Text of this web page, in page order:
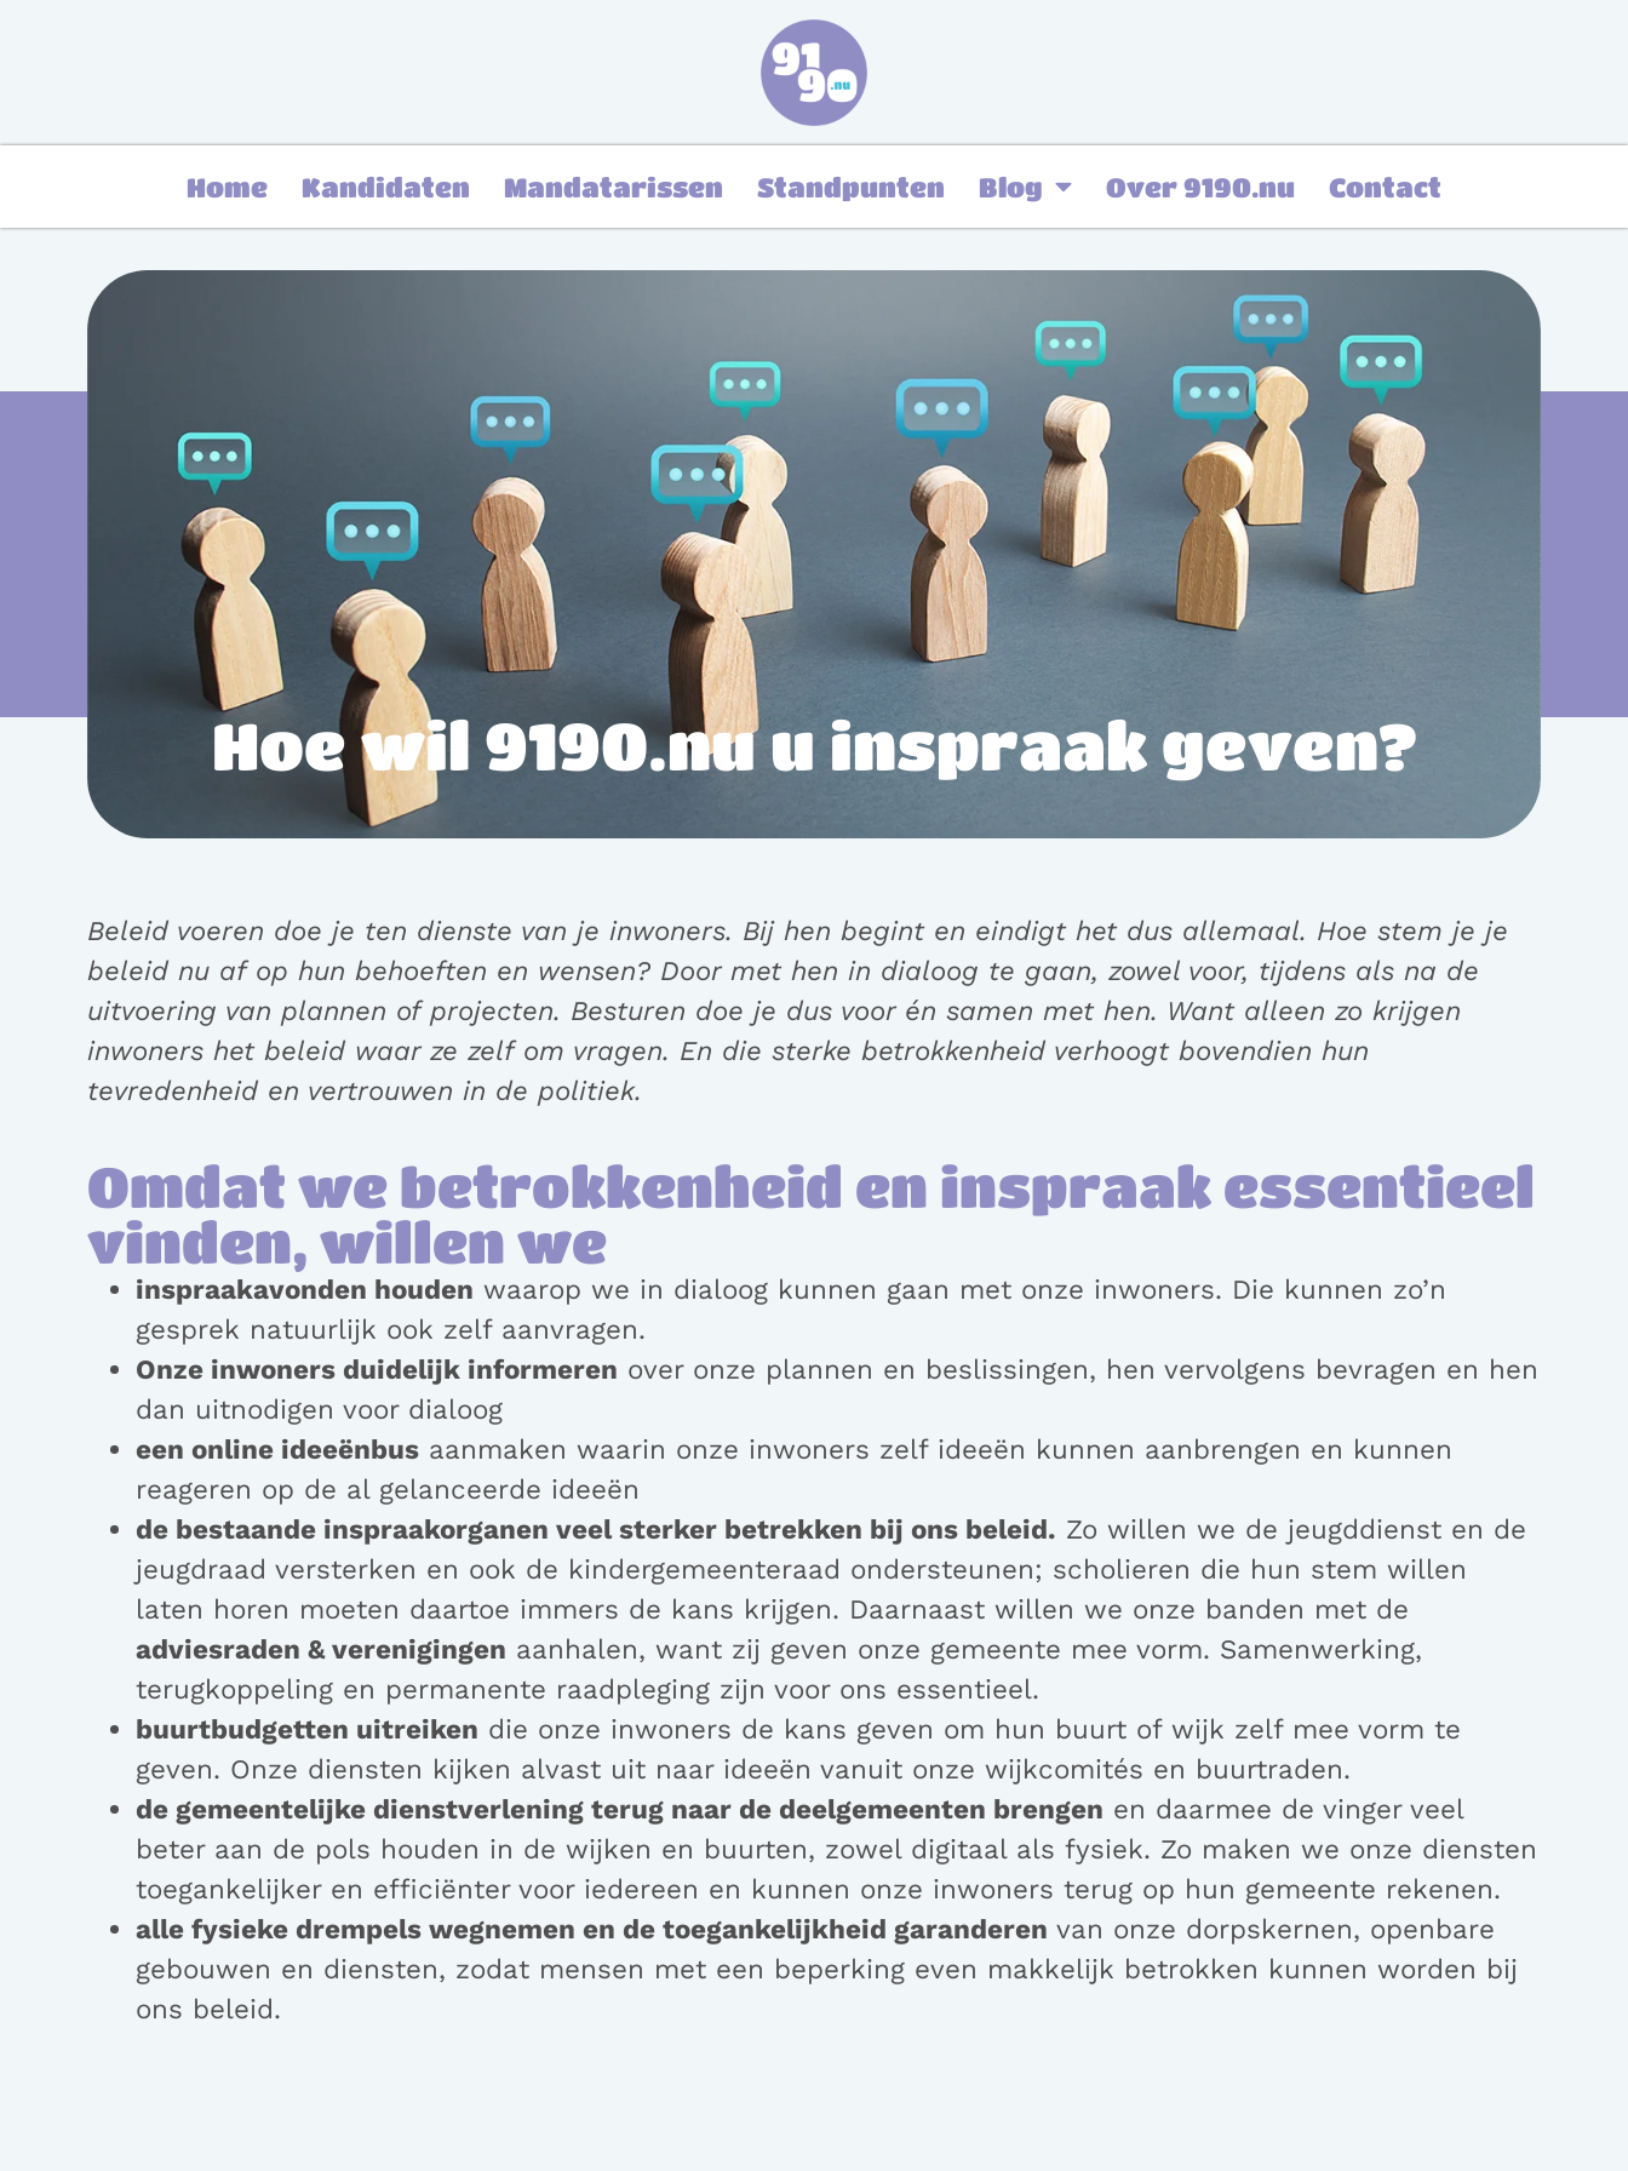
Home Kandidaten Mandatarissen Standpunten Blog Over 9190.nu Contact
Hoe wil 9190.nu u inspraak geven?
Beleid voeren doe je ten dienste van je inwoners. Bij hen begint en eindigt het dus allemaal. Hoe stem je je
beleid nu af op hun behoeften en wensen? Door met hen in dialoog te gaan, zowel voor, tijdens als na de
uitvoering van plannen of projecten. Besturen doe je dus voor én samen met hen. Want alleen zo krijgen
inwoners het beleid waar ze zelf om vragen. En die sterke betrokkenheid verhoogt bovendien hun
tevredenheid en vertrouwen in de politiek.
Omdat we betrokkenheid en inspraak essentieel
vinden, willen we
inspraakavonden houden waarop we in dialoog kunnen gaan met onze inwoners. Die kunnen zo’n
gesprek natuurlijk ook zelf aanvragen.
Onze inwoners duidelijk informeren over onze plannen en beslissingen, hen vervolgens bevragen en hen
dan uitnodigen voor dialoog
een online ideeënbus aanmaken waarin onze inwoners zelf ideeën kunnen aanbrengen en kunnen
reageren op de al gelanceerde ideeën
de bestaande inspraakorganen veel sterker betrekken bij ons beleid. Zo willen we de jeugddienst en de
jeugdraad versterken en ook de kindergemeenteraad ondersteunen; scholieren die hun stem willen
laten horen moeten daartoe immers de kans krijgen. Daarnaast willen we onze banden met de
adviesraden & verenigingen aanhalen, want zij geven onze gemeente mee vorm. Samenwerking,
terugkoppeling en permanente raadpleging zijn voor ons essentieel.
buurtbudgetten uitreiken die onze inwoners de kans geven om hun buurt of wijk zelf mee vorm te
geven. Onze diensten kijken alvast uit naar ideeën vanuit onze wijkcomités en buurtraden.
de gemeentelijke dienstverlening terug naar de deelgemeenten brengen en daarmee de vinger veel
beter aan de pols houden in de wijken en buurten, zowel digitaal als fysiek. Zo maken we onze diensten
toegankelijker en efficiënter voor iedereen en kunnen onze inwoners terug op hun gemeente rekenen.
alle fysieke drempels wegnemen en de toegankelijkheid garanderen van onze dorpskernen, openbare
gebouwen en diensten, zodat mensen met een beperking even makkelijk betrokken kunnen worden bij
ons beleid.